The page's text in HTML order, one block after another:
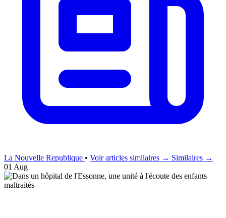
La Nouvelle Republique • Voir articles similaires → Similaires →
01 Aug